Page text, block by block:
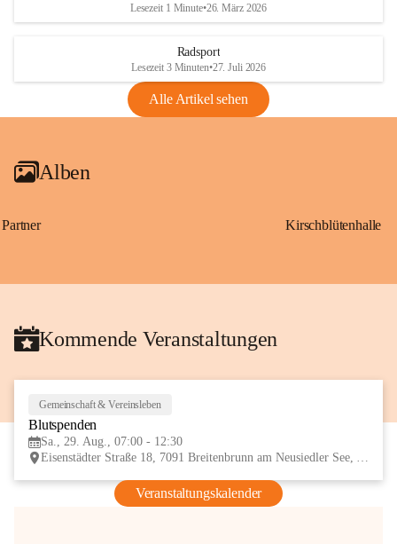
1 Seite•1,4 MB
VBl. EU Nr. 18_2026
Lesezeit 1 Minute•26. März 2026
Radsport
Lesezeit 3 Minuten•27. Juli 2026
Alle Artikel sehen
Alben
Partner Kirschblütenhalle
Kommende Veranstaltungen
Gemeinschaft & Vereinsleben
Blutspenden
Sa., 29. Aug., 07:00 - 12:30
Eisenstädter Straße 18, 7091 Breitenbrunn am Neusiedler See, AUT
Veranstaltungskalender